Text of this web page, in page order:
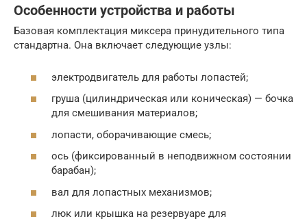
Особенности устройства и работы
Базовая комплектация миксера принудительного типа
стандартна. Она включает следующие узлы:
электродвигатель для работы лопастей;
груша (цилиндрическая или коническая) — бочка
для смешивания материалов;
лопасти, оборачивающие смесь;
ось (фиксированный в неподвижном состоянии
барабан);
вал для лопастных механизмов;
люк или крышка на резервуаре для